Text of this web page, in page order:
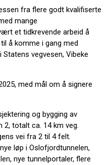
fra flere godt kvalifiserte
mange
et tidkrevende arbeid å
å komme i gang med
vegvesen, Vibeke
med mål om å signere
og bygging av
2, totalt ca. 14 km veg.
vei fra 2 til 4 felt.
løp i Oslofjordtunnelen,
nye tunnelportaler, flere